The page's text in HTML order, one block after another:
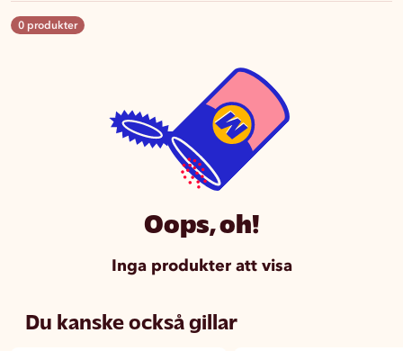
0 produkter
Oops, oh!
Inga produkter att visa
Du kanske också gillar